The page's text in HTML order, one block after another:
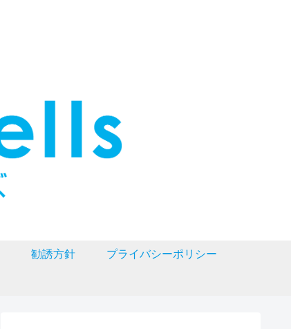
勧誘方針 プライバシーポリシー